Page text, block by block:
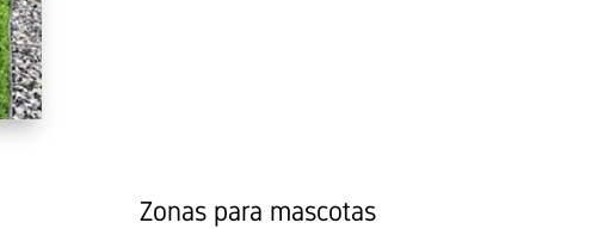
Zonas para mascotas